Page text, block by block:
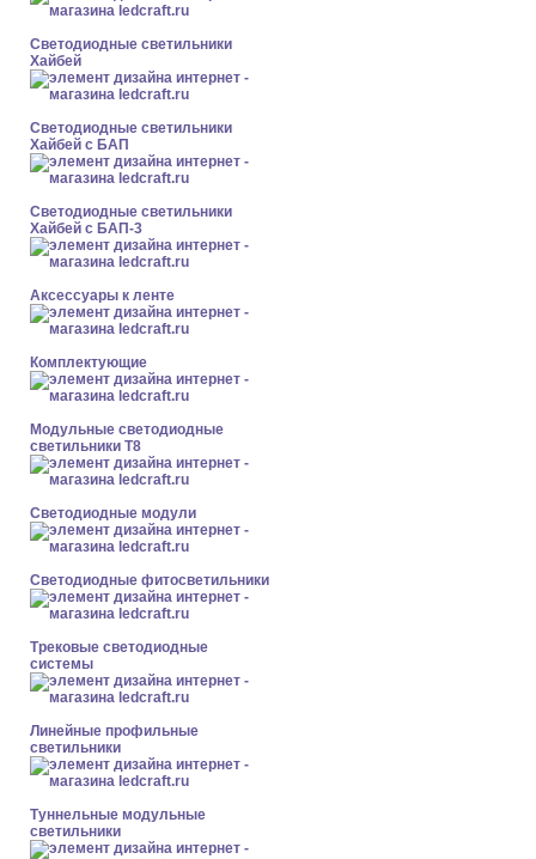
Светодиодные светильники
Хайбей
Светодиодные светильники
Хайбей с БАП
Светодиодные светильники
Хайбей с БАП-3
Аксессуары к ленте
Комплектующие
Модульные светодиодные
светильники Т8
Светодиодные модули
Светодиодные фитосветильники
Трековые светодиодные
системы
Линейные профильные
светильники
Туннельные модульные
светильники